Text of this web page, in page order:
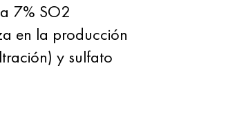
7% SO2
en la producción
y sulfato